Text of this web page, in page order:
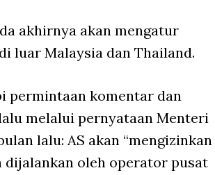
akhirnya akan mengatur
luar Malaysia dan Thailand.
permintaan komentar dan
melalui pernyataan Menteri
lalu: AS akan “mengizinkan
dijalankan oleh operator pusat